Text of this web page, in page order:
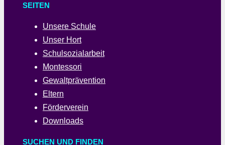
SEITEN
Unsere Schule
Unser Hort
Schulsozialarbeit
Montessori
Gewaltprävention
Eltern
Förderverein
Downloads
SUCHEN UND FINDEN